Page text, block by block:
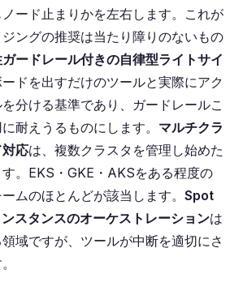
ード止まりかを左右します。これが
ングの推奨は当たり障りのないもの
ードレール付きの自律型ライトサイ
ドを出すだけのツールと実際にアク
分ける基準であり、ガードレールこ
耐えうるものにします。 マルチクラ
応は、複数クラスタを管理し始めた
。EKS・GKE・AKSをある程度の
ムのほとんどが該当します。 Spot
スタンスのオーケストレーションは
域ですが、ツールが中断を適切にさ